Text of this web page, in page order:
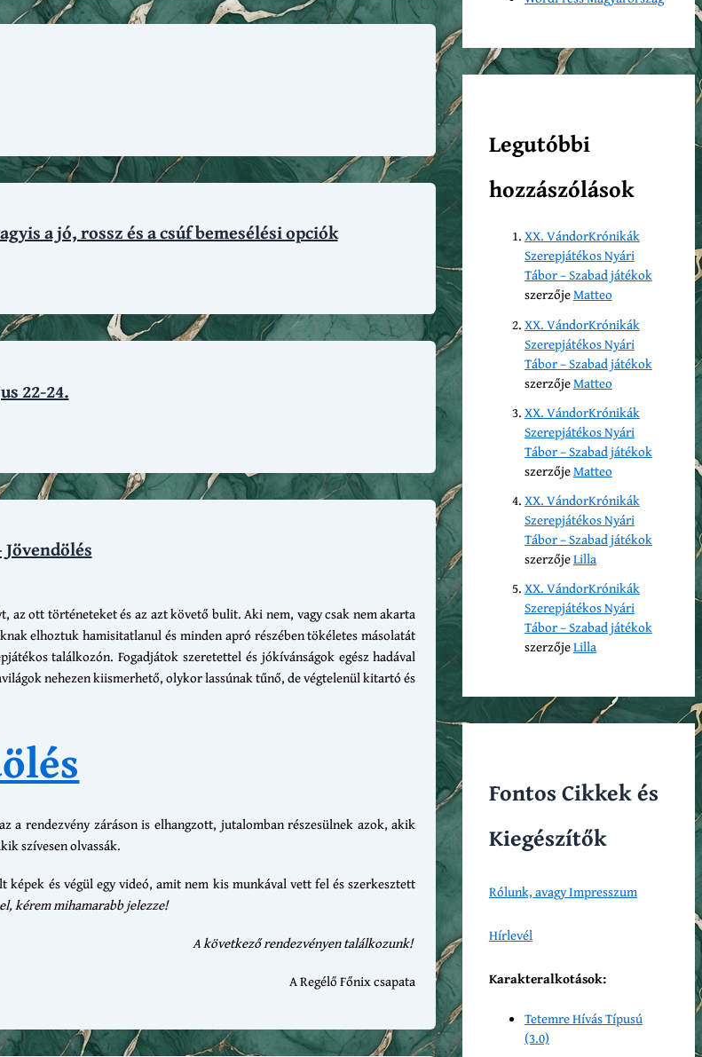
a jó, rossz és a csúf bemesélési opciók
22-24.
az ott történeteket és az azt követő bulit. Aki nem, vagy csak nem akarta
elhoztuk hamisitatlanul és minden apró részében tökéletes másolatát
találkozón. Fogadjátok szeretettel és jókívánságok egész hadával
nehezen kiismerhető, olykor lassúnak tűnő, de végtelenül kitartó és
a rendezvény záráson is elhangzott, jutalomban részesülnek azok, akik
szívesen olvassák.
és végül egy videó, amit nem kis munkával vett fel és szerkesztett
kérem mihamarabb jelezze!
A következő rendezvényen találkozunk!
A Regélő Főnix csapata
Legutóbbi
hozzászólások
XX. VándorKrónikák
Szerepjátékos Nyári
Tábor – Szabad játékok
szerzőjeMatteo
XX. VándorKrónikák
Szerepjátékos Nyári
Tábor – Szabad játékok
szerzőjeMatteo
XX. VándorKrónikák
Szerepjátékos Nyári
Tábor – Szabad játékok
szerzőjeMatteo
XX. VándorKrónikák
Szerepjátékos Nyári
Tábor – Szabad játékok
szerzőjeLilla
XX. VándorKrónikák
Szerepjátékos Nyári
Tábor – Szabad játékok
szerzőjeLilla
Fontos Cikkek és
Kiegészítők
Rólunk, avagy Impresszum
Hírlevél
Karakteralkotások:
Tetemre Hívás Típusú
(3.0)